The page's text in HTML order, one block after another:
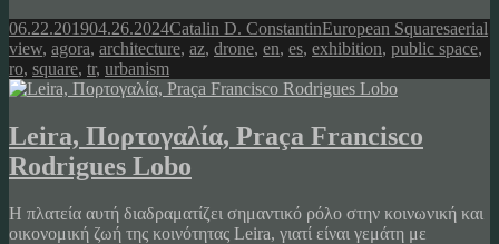
Posted
on
06.22.201904.26.2024Author
Catalin D. ConstantinCategories
European SquaresTags
aerial
view, agora, architecture, az, drone, en, es, exhibition, public space,
ro, square, tr, urbanism
Leira, Πορτογαλία, Praça Francisco
Rodrigues Lobo
Η πλατεία αυτή διαδραματίζει σημαντικό ρόλο στην κοινωνική και
οικονομική ζωή της κοινότητας Leira, γιατί είναι γεμάτη με